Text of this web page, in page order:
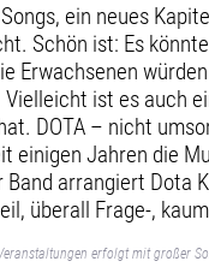
ein neues
Schön ist: Es
Erwachsenen
ist es auch
DOTA – nicht
einigen Jahren die
arrangiert Dota
überall Frage-,
erfolgt mit großer